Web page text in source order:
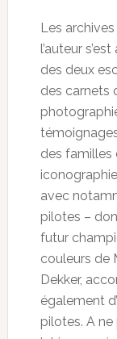
Les
l’auteur
des deux
des carnets
des familles
avec
pilotes –
futur
couleurs de
Dekker,
également
pilotes. A